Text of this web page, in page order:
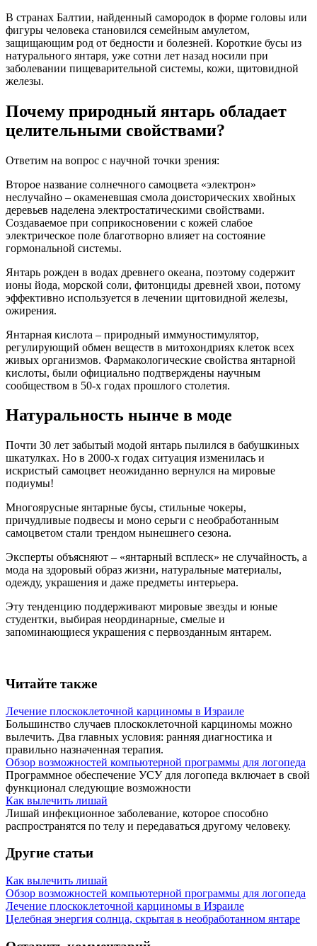
В странах Балтии, найденный самородок в форме головы или
фигуры человека становился семейным амулетом,
защищающим род от бедности и болезней. Короткие бусы из
натурального янтаря, уже сотни лет назад носили при
заболевании пищеварительной системы, кожи, щитовидной
железы.
Почему природный янтарь обладает
целительными свойствами?
Ответим на вопрос с научной точки зрения:
Второе название солнечного самоцвета «электрон»
неслучайно – окаменевшая смола доисторических хвойных
деревьев наделена электростатическими свойствами.
Создаваемое при соприкосновении с кожей слабое
электрическое поле благотворно влияет на состояние
гормональной системы.
Янтарь рожден в водах древнего океана, поэтому содержит
ионы йода, морской соли, фитонциды древней хвои, потому
эффективно используется в лечении щитовидной железы,
ожирения.
Янтарная кислота – природный иммуностимулятор,
регулирующий обмен веществ в митохондриях клеток всех
живых организмов. Фармакологические свойства янтарной
кислоты, были официально подтверждены научным
сообществом в 50-х годах прошлого столетия.
Натуральность нынче в моде
Почти 30 лет забытый модой янтарь пылился в бабушкиных
шкатулках. Но в 2000-х годах ситуация изменилась и
искристый самоцвет неожиданно вернулся на мировые
подиумы!
Многоярусные янтарные бусы, стильные чокеры,
причудливые подвесы и моно серьги с необработанным
самоцветом стали трендом нынешнего сезона.
Эксперты объясняют – «янтарный всплеск» не случайность, а
мода на здоровый образ жизни, натуральные материалы,
одежду, украшения и даже предметы интерьера.
Эту тенденцию поддерживают мировые звезды и юные
студентки, выбирая неординарные, смелые и
запоминающиеся украшения с первозданным янтарем.
Читайте также
Лечение плоскоклеточной карциномы в Израиле
Большинство случаев плоскоклеточной карциномы можно
вылечить. Два главных условия: ранняя диагностика и
правильно назначенная терапия.
Обзор возможностей компьютерной программы для логопеда
Программное обеспечение УСУ для логопеда включает в свой
функционал следующие возможности
Как вылечить лишай
Лишай инфекционное заболевание, которое способно
распространятся по телу и передаваться другому человеку.
Другие статьи
Как вылечить лишай
Обзор возможностей компьютерной программы для логопеда
Лечение плоскоклеточной карциномы в Израиле
Целебная энергия солнца, скрытая в необработанном янтаре